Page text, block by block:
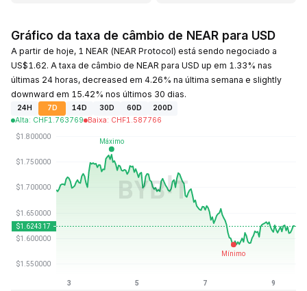
Gráfico da taxa de câmbio de NEAR para USD
A partir de hoje, 1 NEAR (NEAR Protocol) está sendo negociado a
US$1.62. A taxa de câmbio de NEAR para USD up em 1.33% nas
últimas 24 horas, decreased em 4.26% na última semana e slightly
downward em 15.42% nos últimos 30 dias.
24H 7D 14D 30D 60D
200D
Alta: CHF1.763769 Baixa: CHF1.587766
Máxima histórica
CHF0.526762